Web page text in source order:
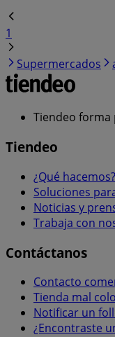
1
Supermercados
Tiendeo forma
Tiendeo
¿Qué hacemos?
Soluciones
Noticias y
Trabaja con
Contáctanos
Contacto
Tienda mal
Notificar un
¿Encontraste